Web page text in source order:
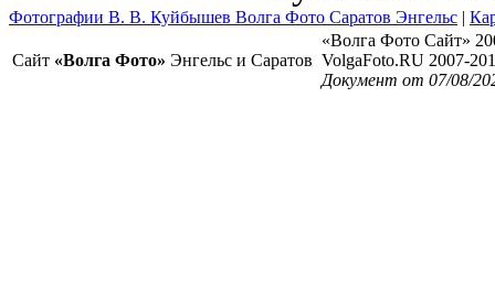
Фотографии В. В. Куйбышев Волга Фото Саратов Энгельс |
Сайт «Волга Фото» Энгельс и Саратов
«Волга Фото Сайт»
VolgaFoto.RU 2007-
Документ от 07/08/